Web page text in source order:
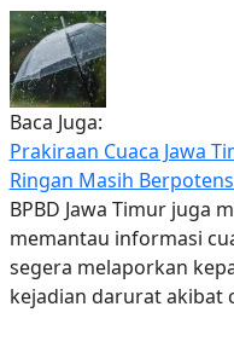
Baca Juga:
Prakiraan Cuaca Jawa
Ringan Masih
BPBD Jawa Timur juga
memantau informasi
segera melaporkan
kejadian darurat akibat